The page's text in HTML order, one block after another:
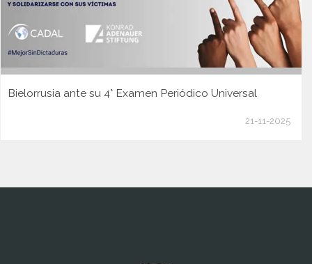
Bielorrusia ante su 4° Examen Periódico Universal
21-11-2025